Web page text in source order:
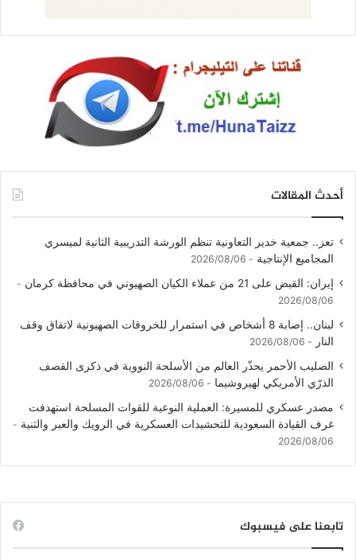
أحدث المقالات
تعز.. جمعية خدير التعاونية تنظم الورشة التدريبية الثانية لميسري
المجاميع الإنتاجية
2026/08/06
إيران: القبض على 21 من عملاء الكيان الصهيوني في محافظة كرمان
2026/08/06
لبنان.. إصابة 8 أشخاص في استمرار للخروقات الصهيونية لاتفاق وقف
النار
2026/08/06
الصليب الأحمر يحذّر العالم من الأسلحة النووية في ذكرى القصف
الذرّي الأمريكي لهيروشيما
2026/08/06
مصدر عسكري للمسيرة: العملية النوعية للقوات المسلحة استهدفت
غرف القيادة السعودية للتحشيدات العسكرية في الرويك والعبر والثنية
2026/08/06
تابعنا على فيسبوك